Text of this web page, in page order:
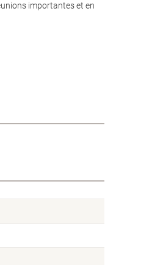
importantes et en